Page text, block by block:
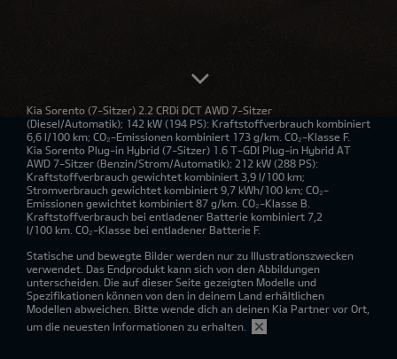
Kia Sorento (7-Sitzer) 2.2 CRDi DCT AWD 7-Sitzer
(Diesel/Automatik); 142 kW (194 PS): Kraftstoffverbrauch kombiniert
6,6 l/100 km; CO₂-Emissionen kombiniert 173 g/km. CO₂-Klasse F.
Kia Sorento Plug-in Hybrid (7-Sitzer) 1.6 T-GDI Plug-in Hybrid AT
AWD 7-Sitzer (Benzin/Strom/Automatik); 212 kW (288 PS):
Kraftstoffverbrauch gewichtet kombiniert 3,9 l/100 km;
Stromverbrauch gewichtet kombiniert 9,7 kWh/100 km; CO₂-
Emissionen gewichtet kombiniert 87 g/km. CO₂-Klasse B.
Kraftstoffverbrauch bei entladener Batterie kombiniert 7,2
l/100 km. CO₂-Klasse bei entladener Batterie F.
Statische und bewegte Bilder werden nur zu Illustrationszwecken
verwendet. Das Endprodukt kann sich von den Abbildungen
unterscheiden. Die auf dieser Seite gezeigten Modelle und
Spezifikationen können von den in deinem Land erhältlichen
Modellen abweichen. Bitte wende dich an deinen Kia Partner vor Ort,
um die neuesten Informationen zu erhalten.